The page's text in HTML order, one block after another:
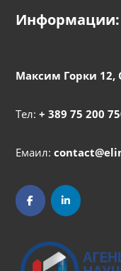
Информации:
Максим Горки 12,
Тел: + 389 75 200
Емаил: